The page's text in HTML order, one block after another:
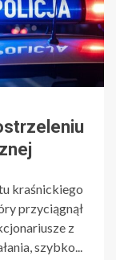
kraśnickiego
przyciągnął
z
szybko...